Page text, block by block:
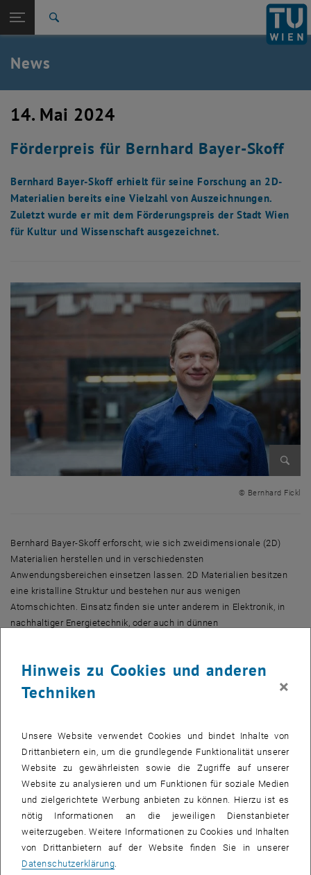
TU Login
Quicklinks
Quicklinks-Menü umschalten
Studium
Zurück: Subseiten von Aktuelles auflisten
Zurück zur letzten Ebene:
Aktuelles
News
News
14. Mai 2024
Förderpreis für Bernhard Bayer-Skoff
Bernhard Bayer-Skoff erhielt für seine Forschung an 2D-
Materialien bereits eine Vielzahl von Auszeichnungen.
Zuletzt wurde er mit dem Förderungspreis der Stadt Wien
für Kultur und Wissenschaft ausgezeichnet.
© Bernhard Fickl
Bernhard Bayer-Skoff erforscht, wie sich zweidimensionale (2D)
Materialien herstellen und in verschiedensten
Anwendungsbereichen einsetzen lassen. 2D Materialien besitzen
eine kristalline Struktur und bestehen nur aus wenigen
Atomschichten. Einsatz finden sie unter anderem in Elektronik, in
nachhaltiger Energietechnik, oder auch in dünnen
entwickeln, die industriell skalierbar sind. „Um solche Prozesse zu
entwickeln, muss man die zugrundeliegenden Abläufe auf
deren Verbindung mit anderen Materialien passiert, sondern auch,
wie die 2D-Materialien mit ihrer Umwelt wechselwirken“, weiß
Bayer-Skoff.
Daher greift der Materialchemiker auf eine einzigartige Kombination
von Techniken zurück, mit denen sich Materialien charakterisieren
lassen. So gelingt es Bayer-Skoff und seinem Team jene
Mechanismen zu untersuchen, die während der Wachstums- und
Integrationsphase von 2D-Materialien ablaufen. Der Einsatz von
Elektronenmikroskopie ermöglicht außerdem tiefe Einblicke in den
Hinweis zu Cookies und anderen
Techniken
×
Unsere Website verwendet Cookies und bindet Inhalte von
Drittanbietern ein, um die grundlegende Funktionalität unserer
Website zu gewährleisten sowie die Zugriffe auf unserer
Website zu analysieren und um Funktionen für soziale Medien
und zielgerichtete Werbung anbieten zu können. Hierzu ist es
nötig Informationen an die jeweiligen Dienstanbieter
weiterzugeben. Weitere Informationen zu Cookies und Inhalten
von Drittanbietern auf der Website finden Sie in unserer
Datenschutzerklärung